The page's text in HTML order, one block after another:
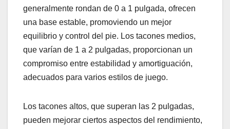
generalmente rondan de 0 a 1 pulgada, ofrecen
una base estable, promoviendo un mejor
equilibrio y control del pie. Los tacones medios,
que varían de 1 a 2 pulgadas, proporcionan un
compromiso entre estabilidad y amortiguación,
adecuados para varios estilos de juego.
Los tacones altos, que superan las 2 pulgadas,
pueden mejorar ciertos aspectos del rendimiento,